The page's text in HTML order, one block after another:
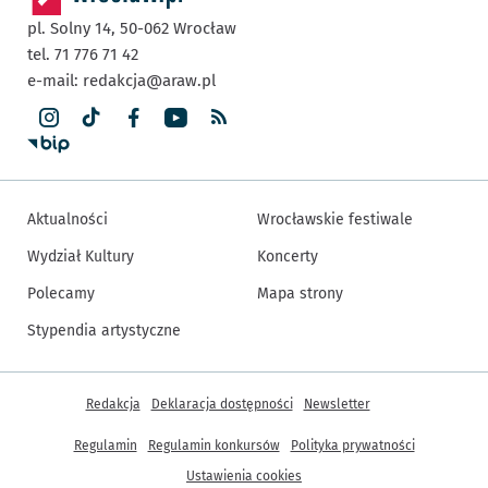
pl. Solny 14, 50-062 Wrocław
tel. 71 776 71 42
e-mail: redakcja@araw.pl
Aktualności
Wydział Kultury
Polecamy
Stypendia artystyczne
Wrocławskie festiwale
Koncerty
Mapa strony
Inne informacje
Redakcja Deklaracja dostępności Newsletter
Regulamin Regulamin konkursów
Polityka prywatności
Ustawienia cookies